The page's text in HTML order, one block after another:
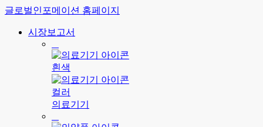
글로벌인포메이션 홈페이지
시장보고서
의료기기